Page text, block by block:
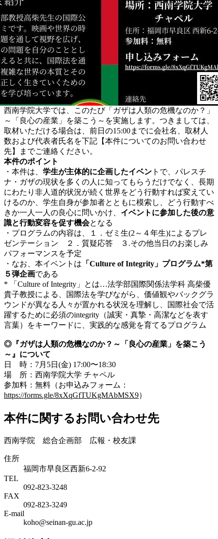
西南学院大学では、このたび「ガザは人類の危機なのか？」
～「良心の産業」を築こう～を実施します。つきましては、
取材いただける場合は、前日の15:00までに会社名、取材人
数および代表者氏名を下記【本件についてのお問い合わせ
先】までご連絡ください。
本件のポイント
・本件は、 学生が主体的に企画したイベン トで、パレスチ
ナ・ガザの現状を多くの人に知ってもらうだけでなく、長期
にわたり非人道的状況が続く世界をどう行動すれば変えてい
けるのか、学生自身が参加者とともに模索し、どう行動すべ
きか一人一人の良心に問いかけ、 イベントに参加した後の意
識と行動変容を促す機会となる
・プログラムの内容は、１．ゼミ生(2～４年生)によるプレ
ゼンテーション ２．質疑応答 ３.その他当日のお楽しみ
パフォーマンスを予定
・なお、本イベントは 「Culture of Integrity」プログラム*第
５弾企画である
* 「Culture of Integrity」とは…法学部国際関係法学科 高柴優
貴子教授による、国際法を学びながら、価値観やバックグラ
ウンドが異なる人々が置かれる状況を理解し、国際社会で活
躍するために必須のintegrity（誠実・真摯・高潔などを表す
言葉）をキーワードに、実践的な感覚を育てるプログラム
◎『ガザは人類の危機なのか？～「良心の産業」を築こう
～』について
日 時：7月5日(金) 17:00〜18:30
場 所：西南学院大学 チャペル
参加料：無料（お申込みフォーム：
https://forms.gle/8xXqGfTUKgMAbMSX9）
本件に関するお問い合わせ先
西南学院 総合企画部 広報・校友課
住所
福岡市早良区西新6-2-92
TEL
092-823-3248
FAX
092-823-3249
E-mail
koho@seinan-gu.ac.jp